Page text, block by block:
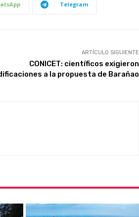
Telegram
ARTÍCULO SIGUIENTE
CONICET: científicos exigieron
a la propuesta de Barañao